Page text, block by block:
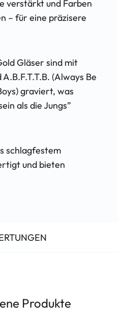
verstärkt und Farben
– für eine präzisere
Gläser sind mit
(Always Be
graviert, was
als die Jungs”
schlagfestem
und bieten
Produkte